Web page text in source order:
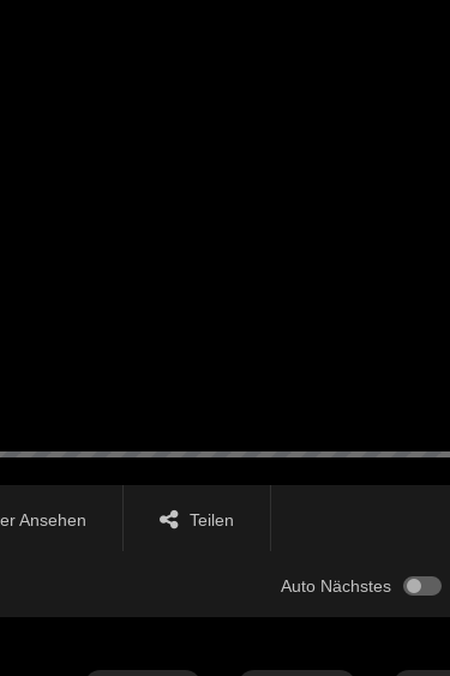
Ansehen Teilen
Auto Nächstes